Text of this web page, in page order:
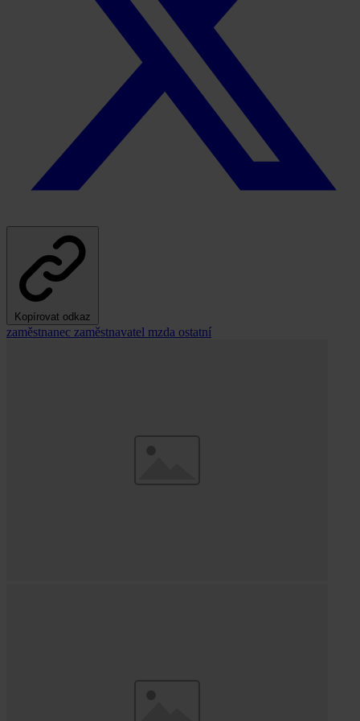
Kopírovat odkaz
zaměstnanec zaměstnavatel mzda ostatní